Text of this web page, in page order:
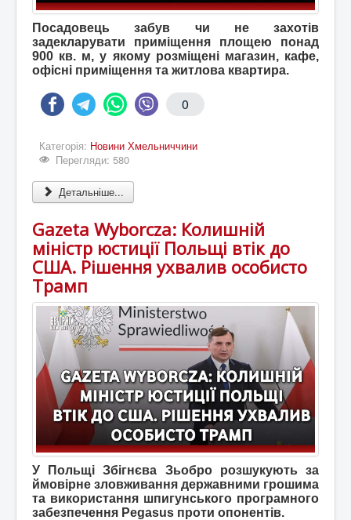
Посадовець забув чи не захотів
задекларувати приміщення площею понад
900 кв. м, у якому розміщені магазин, кафе,
офісні приміщення та житлова квартира.
0
Категорія: Новини Хмельниччини
Перегляди: 580
Детальніше...
Gazeta Wyborcza: Колишній
міністр юстиції Польщі втік до
США. Рішення ухвалив особисто
Трамп
У Польщі Збігнєва Зьобро розшукують за
ймовірне зловживання державними грошима
та використання шпигунського програмного
забезпечення Pegasus проти опонентів.